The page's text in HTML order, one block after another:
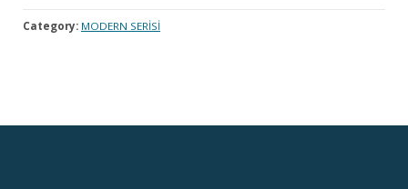
Category: MODERN SERİSİ